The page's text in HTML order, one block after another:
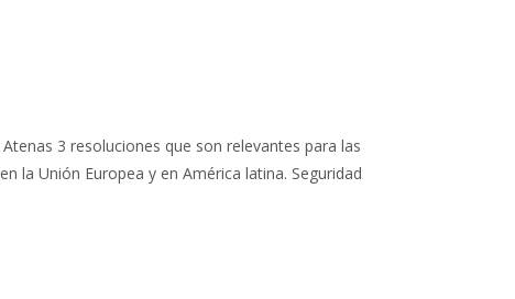
3 resoluciones que son relevantes para las
la Unión Europea y en América latina. Seguridad